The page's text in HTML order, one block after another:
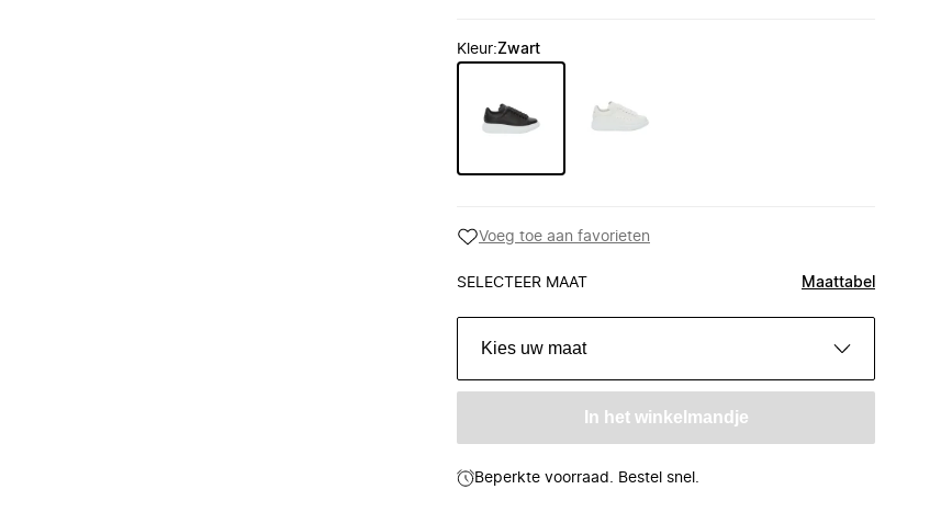
Kleur:Zwart
Voeg toe aan favorieten
SELECTEER MAAT Maattabel
Kies uw maat
In het winkelmandje
Beperkte voorraad. Bestel snel.